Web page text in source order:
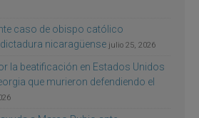
caso de obispo católico
nicaragüense julio 25, 2026
la beatificación en Estados Unidos
que murieron defendiendo el